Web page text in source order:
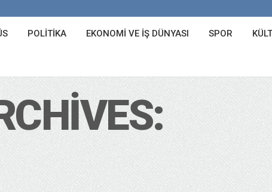
POLITIKA EKONOMI VE İŞ DÜNYASI SPOR